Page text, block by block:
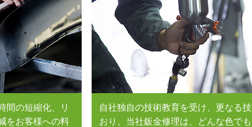
間の短縮化、リ
をお客様への料
自社独自の技術教育を受け、更なる
おり、当社鈑金修理は、どんな色で